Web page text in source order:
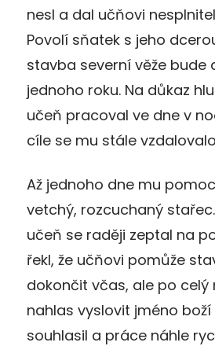
nesl a dal učňovi
Povolí sňatek s jeho
stavba severní věže bude
jednoho roku. Na důkaz
učeň pracoval ve dne v
cíle se mu stále
Až jednoho dne mu
vetchý, rozcuchaný
učeň se raději zeptal na
řekl, že učňovi pomůže
dokončit včas, ale po celý
nahlas vyslovit jméno boží
souhlasil a práce náhle